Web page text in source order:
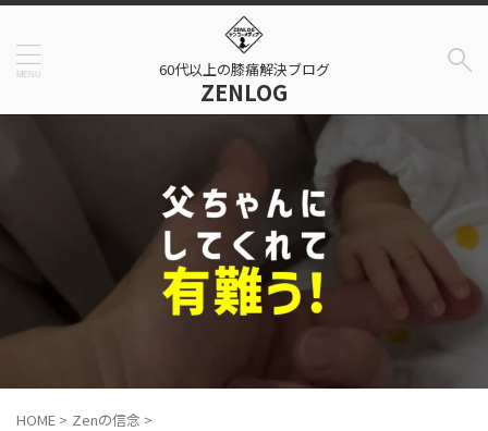
60代以上の膝痛解決ブログ
ZENLOG
HOME > Zenの信念 >